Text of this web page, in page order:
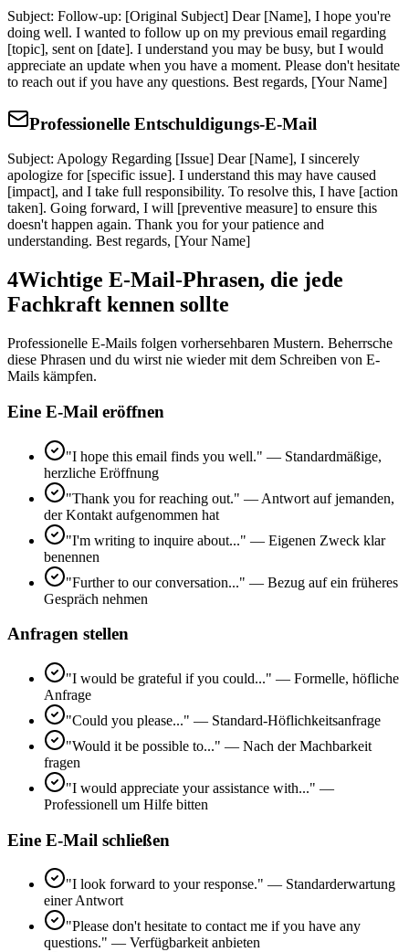
Subject: Follow-up: [Original Subject] Dear [Name], I hope you're
doing well. I wanted to follow up on my previous email regarding
[topic], sent on [date]. I understand you may be busy, but I would
appreciate an update when you have a moment. Please don't hesitate
to reach out if you have any questions. Best regards, [Your Name]
Professionelle Entschuldigungs-E-Mail
Subject: Apology Regarding [Issue] Dear [Name], I sincerely
apologize for [specific issue]. I understand this may have caused
[impact], and I take full responsibility. To resolve this, I have [action
taken]. Going forward, I will [preventive measure] to ensure this
doesn't happen again. Thank you for your patience and
understanding. Best regards, [Your Name]
4Wichtige E-Mail-Phrasen, die jede
Fachkraft kennen sollte
Professionelle E-Mails folgen vorhersehbaren Mustern. Beherrsche
diese Phrasen und du wirst nie wieder mit dem Schreiben von E-
Mails kämpfen.
Eine E-Mail eröffnen
"I hope this email finds you well." — Standardmäßige,
herzliche Eröffnung
"Thank you for reaching out." — Antwort auf jemanden,
der Kontakt aufgenommen hat
"I'm writing to inquire about..." — Eigenen Zweck klar
benennen
"Further to our conversation..." — Bezug auf ein früheres
Gespräch nehmen
Anfragen stellen
"I would be grateful if you could..." — Formelle, höfliche
Anfrage
"Could you please..." — Standard-Höflichkeitsanfrage
"Would it be possible to..." — Nach der Machbarkeit
fragen
"I would appreciate your assistance with..." —
Professionell um Hilfe bitten
Eine E-Mail schließen
"I look forward to your response." — Standarderwartung
einer Antwort
"Please don't hesitate to contact me if you have any
questions." — Verfügbarkeit anbieten